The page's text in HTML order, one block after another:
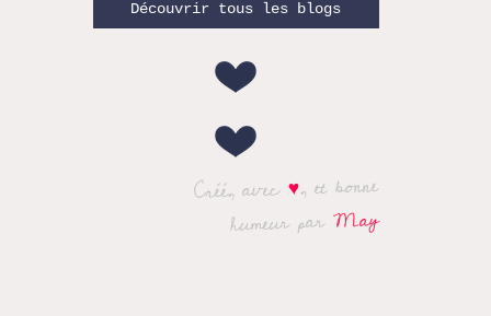
Découvrir tous les blogs
Créé, avec♥, et bonne
humeur parMay